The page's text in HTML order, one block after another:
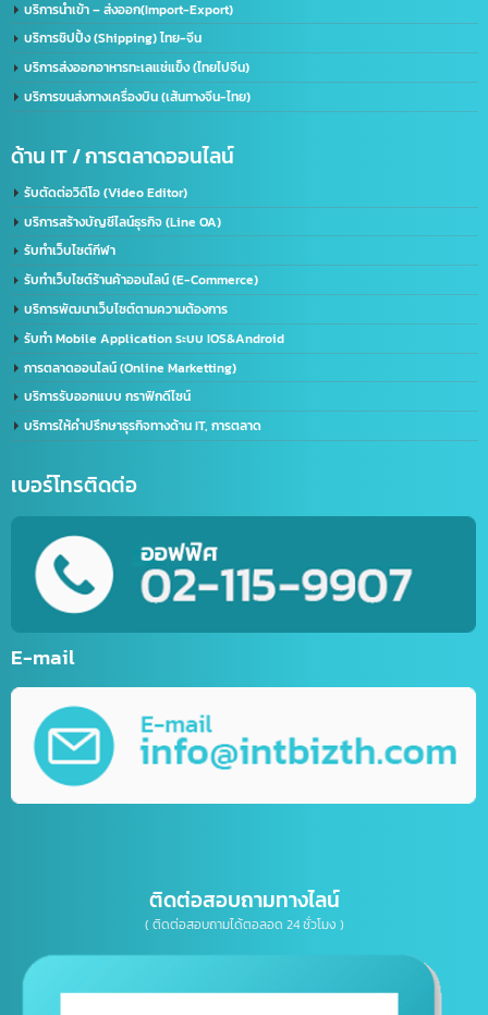
จดทะเบียนบริษัทที่จีน คนไทยถือหุ้น 100%
บริการรับจด อย. จีน (NMPA)
บริการขอนุญาตฉลากจีน / ขอฉลาก CIQ
บริการรับขึ้นทะเบียน GACC
ด้านการนำเข้า-ส่งออก
บริการนำเข้า – ส่งออก(Import-Export)
บริการชิปปิ้ง (Shipping) ไทย-จีน
บริการส่งออกอาหารทะเลแช่แข็ง (ไทยไปจีน)
บริการขนส่งทางเครื่องบิน (เส้นทางจีน-ไทย)
ด้าน IT / การตลาดออนไลน์
รับตัดต่อวิดีโอ (Video Editor)
รับทำเว็บไซต์กีฬา
รับทำเว็บไซต์ร้านค้าออนไลน์ (E-Commerce)
บริการพัฒนาเว็บไซต์ตามความต้องการ
รับทำ Mobile Application ระบบ IOS&Android
การตลาดออนไลน์ (Online Marketting)
เบอร์โทรติดต่อ